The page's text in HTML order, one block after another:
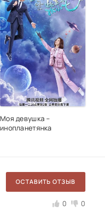
Моя девушка –
инопланетянка
ОСТАВИТЬ ОТЗЫВ
0 0